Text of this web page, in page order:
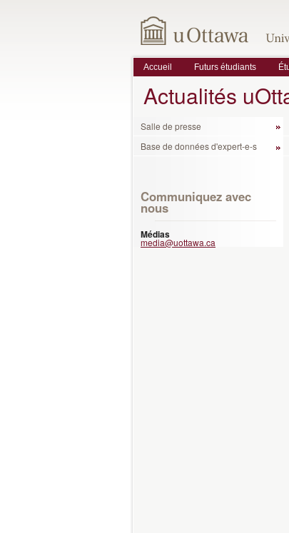
Accueil Futurs étudiants
Actualités
Salle de presse
Base de données d'expert-e-s
Communiquez avec
nous
Médias
media@uottawa.ca